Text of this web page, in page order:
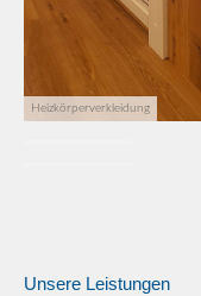
Heizkörperverkleidung
Unsere Leistungen